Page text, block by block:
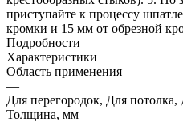
приступайте к процессу
кромки и 15 мм от обрезной
Подробности
Характеристики
Область применения
—
Для перегородок, Для потолка,
Толщина, мм